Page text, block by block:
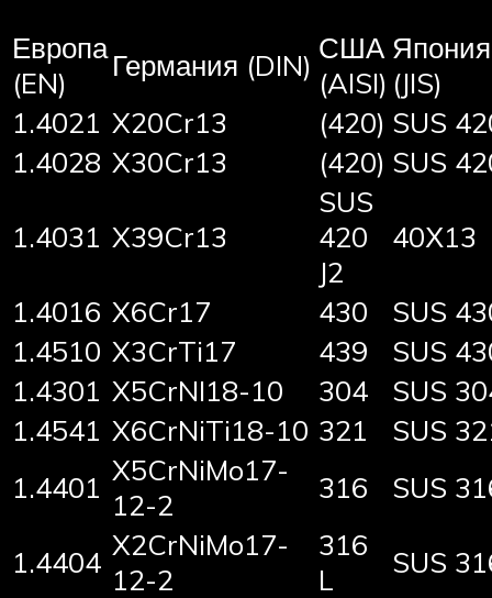
Европа
(EN)
Германия (DIN) США
(AISI)
Япония
(JIS)
1.4021 X20Cr13 (420) SUS
1.4028 X30Cr13 (420) SUS
1.4031 X39Cr13
SUS
420
J2
40Х13
1.4016 X6Cr17 430
SUS
1.4510 X3CrTi17 439
SUS
1.4301 X5CrNI18-10 304
SUS
1.4541 X6CrNiTi18-10 321
SUS
1.4401 X5CrNiMo17-
12-2
316 SUS
1.4404 X2CrNiMo17-
12-2
316
L
SUS